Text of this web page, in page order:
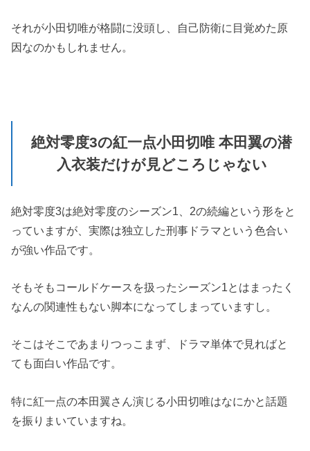
それが小田切唯が格闘に没頭し、自己防衛に目覚めた原
因なのかもしれません。
絶対零度3の紅一点小田切唯 本田翼の潜
入衣装だけが見どころじゃない
絶対零度3は絶対零度のシーズン1、2の続編という形をと
っていますが、実際は独立した刑事ドラマという色合い
が強い作品です。
そもそもコールドケースを扱ったシーズン1とはまったく
なんの関連性もない脚本になってしまっていますし。
そこはそこであまりつっこまず、ドラマ単体で見ればと
ても面白い作品です。
特に紅一点の本田翼さん演じる小田切唯はなにかと話題
を振りまいていますね。